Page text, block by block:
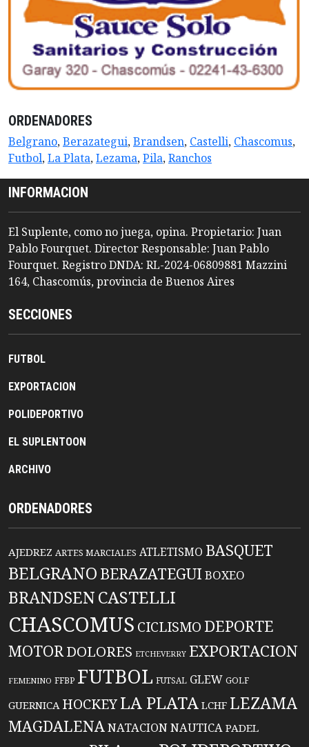
ORDENADORES
Belgrano,Berazategui,Brandsen, Castelli, Chascomus,
Futbol,La Plata,Lezama,Pila,Ranchos
INFORMACION
El Suplente, como no juega, opina. Propietario: Juan
Pablo Fourquet. Director Responsable: Juan Pablo
Fourquet. Registro DNDA: RL-2024-06809881 Mazzini
164, Chascomús, provincia de Buenos Aires
SECCIONES
FUTBOL
EXPORTACION
POLIDEPORTIVO
EL SUPLENTOON
ARCHIVO
ORDENADORES
AJEDREZ ARTES MARCIALES ATLETISMO BASQUET
BELGRANO BERAZATEGUIBOXEO
BRANDSENCASTELLI
CHASCOMUS CICLISMO DEPORTE
MOTORDOLORES ETCHEVERRY EXPORTACION
FEMENINO FFBP FUTBOL FUTSAL GLEW GOLF
GUERNICA HOCKEYLA PLATA LCHF LEZAMA
MAGDALENANATACIONNAUTICA PADEL